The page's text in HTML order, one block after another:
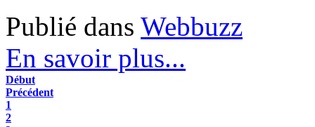
Publié dans Webbuzz
En savoir plus...
Début
Précédent
1
2